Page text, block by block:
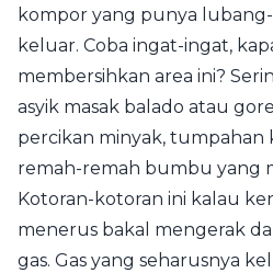
kompor yang punya
keluar. Coba ingat-ingat,
membersihkan area ini?
asyik masak balado atau
percikan minyak, tumpahan
remah-remah bumbu yang
Kotoran-kotoran ini kalau
menerus bakal mengerak
gas. Gas yang seharusnya